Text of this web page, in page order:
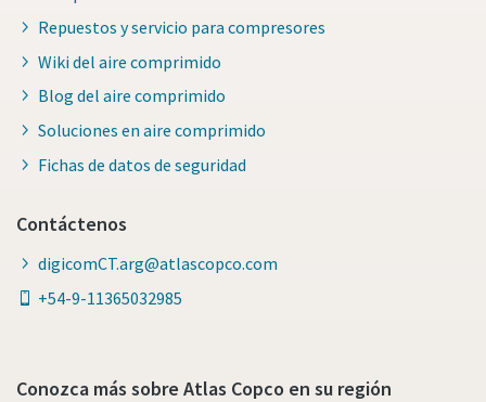
Repuestos y servicio para compresores
Wiki del aire comprimido
Blog del aire comprimido
Soluciones en aire comprimido
Fichas de datos de seguridad
Contáctenos
digicomCT.arg@atlascopco.com
+54-9-11365032985
Conozca más sobre Atlas Copco en su región